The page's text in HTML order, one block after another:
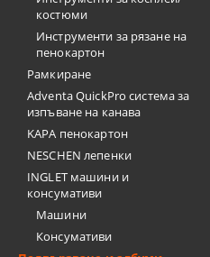
костюми
Инструменти за рязане на
пенокартон
Рамкиране
Adventa QuickPro система за
изпъване на канава
KAPA пенокартон
NESCHEN лепенки
INGLET машини и
консумативи
Машини
Консумативи